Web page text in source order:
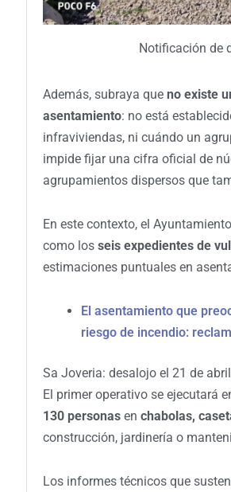
Notificación de
Además, subraya que no existe
asentamiento: no está
infraviviendas, ni cuándo un
impide fijar una cifra oficial de
agrupamientos dispersos que
En este contexto, el
como los seis expedientes de
estimaciones puntuales en
El asentamiento que
riesgo de incendio:
Sa Joveria: desalojo el 21 de
El primer operativo se ejecutará
130 personas en chabolas,
construcción, jardinería o
Los informes técnicos que